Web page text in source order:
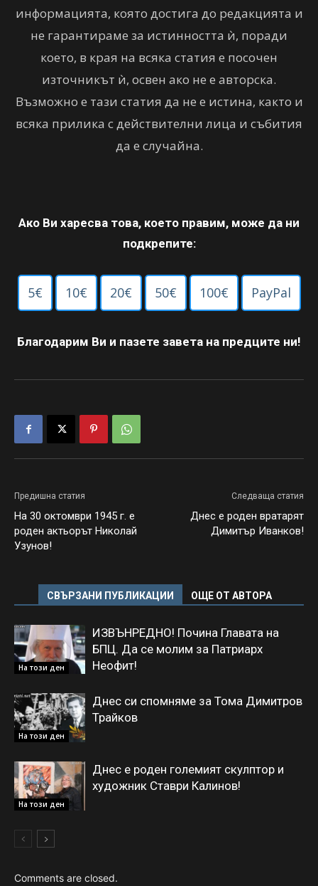
информацията, която достига до редакцията и
не гарантираме за истинността ѝ, поради
което, в края на всяка статия е посочен
източникът ѝ, освен ако не е авторска.
Възможно е тази статия да не е истина, както и
всяка прилика с действителни лица и събития
да е случайна.
Ако Ви харесва това, което правим, може да ни
подкрепите:
5€ 10€ 20€ 50€ 100€ PayPal
Благодарим Ви и пазете завета на предците ни!
Предишна статия
На 30 октомври 1945 г. е
роден актьорът Николай
Узунов!
Следваща статия
Днес е роден вратарят
Димитър Иванков!
СВЪРЗАНИ ПУБЛИКАЦИИ ОЩЕ ОТ АВТОРА
На този ден
ИЗВЪНРЕДНО! Почина Главата на
БПЦ. Да се молим за Патриарх
Неофит!
На този ден
Днес си спомняме за Тома Димитров
Трайков
На този ден
Днес е роден големият скулптор и
художник Ставри Калинов!
Comments are closed.